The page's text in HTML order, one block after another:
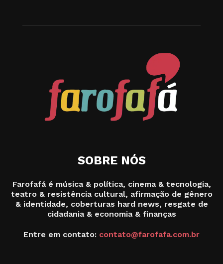
SOBRE NÓS
Farofafá é música & política, cinema & tecnologia,
teatro & resistência cultural, afirmação de gênero
& identidade, coberturas hard news, resgate de
cidadania & economia & finanças
Entre em contato: contato@farofafa.com.br